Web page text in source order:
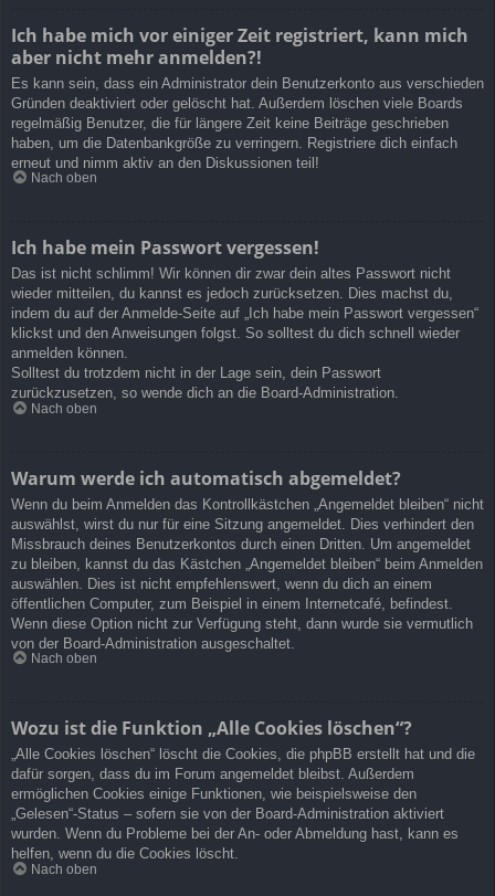
Ich habe mich vor einiger Zeit registriert, kann mich
aber nicht mehr anmelden?!
Es kann sein, dass ein Administrator dein Benutzerkonto aus verschieden
Gründen deaktiviert oder gelöscht hat. Außerdem löschen viele Boards
regelmäßig Benutzer, die für längere Zeit keine Beiträge geschrieben
haben, um die Datenbankgröße zu verringern. Registriere dich einfach
erneut und nimm aktiv an den Diskussionen teil!
Nach oben
Ich habe mein Passwort vergessen!
Das ist nicht schlimm! Wir können dir zwar dein altes Passwort nicht
wieder mitteilen, du kannst es jedoch zurücksetzen. Dies machst du,
indem du auf der Anmelde-Seite auf „Ich habe mein Passwort vergessen“
klickst und den Anweisungen folgst. So solltest du dich schnell wieder
anmelden können.
Solltest du trotzdem nicht in der Lage sein, dein Passwort
zurückzusetzen, so wende dich an die Board-Administration.
Nach oben
Warum werde ich automatisch abgemeldet?
Wenn du beim Anmelden das Kontrollkästchen „Angemeldet bleiben“ nicht
auswählst, wirst du nur für eine Sitzung angemeldet. Dies verhindert den
Missbrauch deines Benutzerkontos durch einen Dritten. Um angemeldet
zu bleiben, kannst du das Kästchen „Angemeldet bleiben“ beim Anmelden
auswählen. Dies ist nicht empfehlenswert, wenn du dich an einem
öffentlichen Computer, zum Beispiel in einem Internetcafé, befindest.
Wenn diese Option nicht zur Verfügung steht, dann wurde sie vermutlich
von der Board-Administration ausgeschaltet.
Nach oben
Wozu ist die Funktion „Alle Cookies löschen“?
„Alle Cookies löschen“ löscht die Cookies, die phpBB erstellt hat und die
dafür sorgen, dass du im Forum angemeldet bleibst. Außerdem
ermöglichen Cookies einige Funktionen, wie beispielsweise den
„Gelesen“-Status – sofern sie von der Board-Administration aktiviert
wurden. Wenn du Probleme bei der An- oder Abmeldung hast, kann es
helfen, wenn du die Cookies löscht.
Nach oben